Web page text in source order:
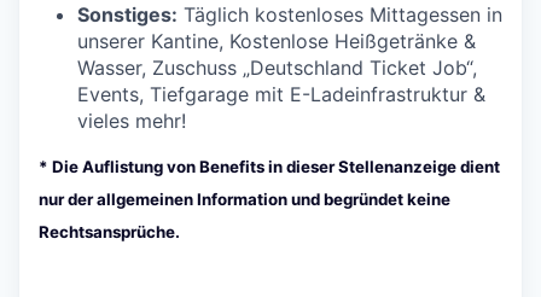
Sonstiges: Täglich kostenloses Mittagessen in
unserer Kantine, Kostenlose Heißgetränke &
Wasser, Zuschuss „Deutschland Ticket Job“,
Events, Tiefgarage mit E-Ladeinfrastruktur &
vieles mehr!
* Die Auflistung von Benefits in dieser Stellenanzeige dient
nur der allgemeinen Information und begründet keine
Rechtsansprüche.